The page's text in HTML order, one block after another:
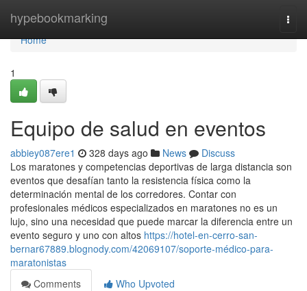
hypebookmarking
Home
Home
1
Equipo de salud en eventos
abbiey087ere1 328 days ago News
Discuss
Los maratones y competencias deportivas de larga distancia son
eventos que desafían tanto la resistencia física como la
determinación mental de los corredores. Contar con
profesionales médicos especializados en maratones no es un
lujo, sino una necesidad que puede marcar la diferencia entre un
evento seguro y uno con altos https://hotel-en-cerro-san-
bernar67889.blognody.com/42069107/soporte-médico-para-
maratonistas
Comments
Who Upvoted